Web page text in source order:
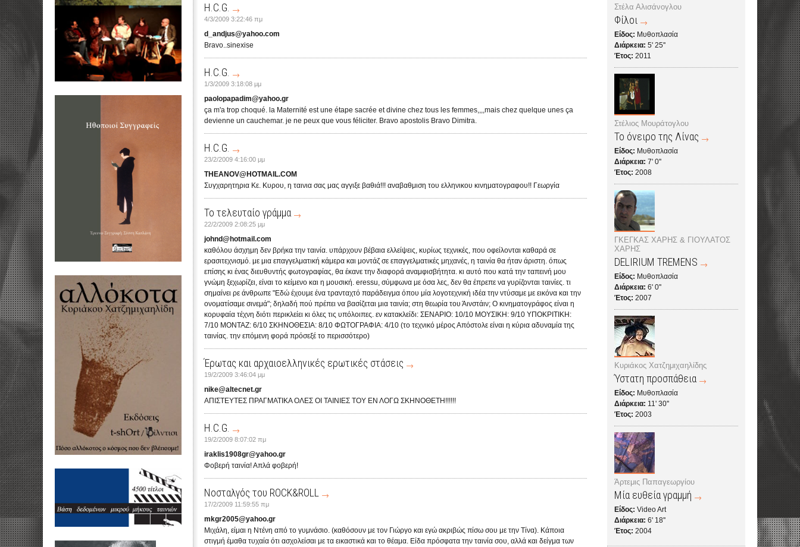
H.C.G.
4/3/2009 3:22:46 πμ
d_andjus@yahoo.com
Bravo..sinexise
H.C.G.
1/3/2009 3:18:08 μμ
paolopapadim@yahoo.gr
ça m'a trop choqué. la Maternité est une étape sacrée et divine chez tous les femmes,,,,mais chez quelque unes ça
devienne un cauchemar. je ne peux que vous féliciter. Bravo apostolis Bravo Dimitra.
H.C.G.
23/2/2009 4:16:00 μμ
THEANOV@HOTMAIL.COM
Συγχαρητηρια Κε. Κυρου, η ταινια σας μας αγγιξε βαθιά!!! αναβαθμιση του ελληνικου κινηματογραφου!! Γεωργία
Το τελευταίο γράμμα
22/2/2009 2:08:25 μμ
johnd@hotmail.com
καθόλου άσχημη δεν βρήκα την ταινία. υπάρχουν βέβαια ελλείψεις, κυρίως τεχνικές, που οφείλονται καθαρά σε
ερασιτεχνισμό. με μια επαγγελματική κάμερα και μοντάζ σε επαγγελματικές μηχανές, η ταινία θα ήταν άριστη. όπως
επίσης κι ένας διευθυντής φωτογραφίας, θα έκανε την διαφορά αναμφισβήτητα. κι αυτό που κατά την ταπεινή μου
γνώμη ξεχωρίζει, είναι το κείμενο και η μουσική. eressu, σύμφωνα με όσα λες, δεν θα έπρεπε να γυρίζονται ταινίες. τι
σημαίνει ρε άνθρωπε "Εδώ έχουμε ένα τρανταχτό παράδειγμα όπου μία λογοτεχνική ιδέα την ντύσαμε με εικόνα και την
ονοματίσαμε σινεμά"; δηλαδή πού πρέπει να βασίζεται μια ταινία; στη θεωρία του Άινστάιν; Ο κινηματογράφος είναι η
κορυφαία τέχνη διότι περικλείει κι όλες τις υπόλοιπες. εν κατακλείδι: ΣΕΝΑΡΙΟ: 10/10 ΜΟΥΣΙΚΗ: 9/10 ΥΠΟΚΡΙΤΙΚΗ:
7/10 ΜΟΝΤΑΖ: 6/10 ΣΚΗΝΟΘΕΣΙΑ: 8/10 ΦΩΤΟΓΡΑΦΙΑ: 4/10 (το τεχνικό μέρος Απόστολε είναι η κύρια αδυναμία της
ταινίας. την επόμενη φορά πρόσεξέ το περισσότερο)
Έρωτας και αρχαιοελληνικές ερωτικές στάσεις
19/2/2009 3:46:04 μμ
nike@altecnet.gr
AΠΙΣΤΕΥΤΕΣ ΠΡΑΓΜΑΤΙΚΑ ΟΛΕΣ ΟΙ ΤΑΙΝΙΕΣ ΤΟΥ ΕΝ ΛΟΓΩ ΣΚΗΝΟΘΕΤΗ!!!!!!
H.C.G.
19/2/2009 8:07:02 πμ
iraklis1908gr@yahoo.gr
Φοβερή ταινία! Απλά φοβερή!
Νοσταλγός του ROCK&ROLL
17/2/2009 11:59:55 πμ
mkgr2005@yahoo.gr
Μιχάλη, είμαι η Ντένη από το γυμνάσιο. (καθόσουν με τον Γιώργο και εγώ ακριβώς πίσω σου με την Τίνα). Κάποια
στιγμή έμαθα τυχαία ότι ασχολείσαι με τα εικαστικά και το θέαμα. Είδα πρόσφατα την ταινία σου, αλλά και δείγμα των
Στέλα Αλισάνογλου
Φίλοι
Είδος: Μυθοπλασία
Διάρκεια: 5' 25''
Έτος: 2011
Στέλιος Μουράτογλου
Το όνειρο της Λίνας
Είδος: Μυθοπλασία
Διάρκεια: 7' 0''
Έτος: 2008
ΓΚΕΓΚΑΣ ΧΑΡΗΣ & ΓΙΟΥΛΑΤΟΣ
ΧΑΡΗΣ
DELIRIUM TREMENS
Είδος: Μυθοπλασία
Διάρκεια: 6' 0''
Έτος: 2007
Κυριάκος Χατζημιχαηλίδης
Ύστατη προσπάθεια
Είδος: Μυθοπλασία
Διάρκεια: 11' 30''
Έτος: 2003
Άρτεμις Παπαγεωργίου
Μία ευθεία γραμμή
Είδος: Video Art
Διάρκεια: 6' 18''
Έτος: 2004